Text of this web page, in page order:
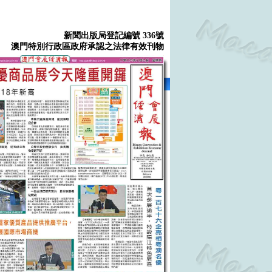
新聞出版局登記編號 336號
澳門特別行政區政府承認之法律有效刊物